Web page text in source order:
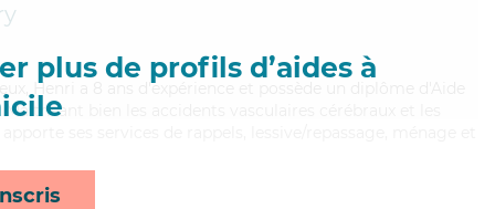
plus de profils d’aides à
Henri a 8 ans d'expérience et possède un diplôme d'Aide
Maitrisant bien les accidents vasculaires cérébraux et les